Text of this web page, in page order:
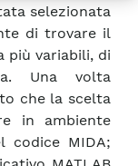
selezionata
di trovare il
più variabili, di
Una volta
che la scelta
in ambiente
codice MIDA;